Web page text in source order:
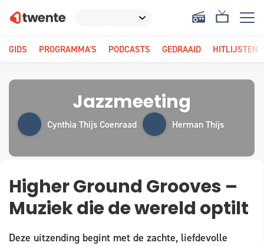
GIDS PROGRAMMA'S PODCASTS GEDRAAID HITLIJSTEN
Jazzmeeting
Cynthia Thijs Coenraad Herman Thijs
Higher Ground Grooves –
Muziek die de wereld optilt
Deze uitzending begint met de zachte, liefdevolle